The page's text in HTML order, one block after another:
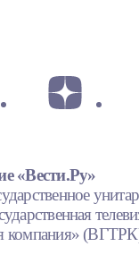
«Вести.Ру»
компания»